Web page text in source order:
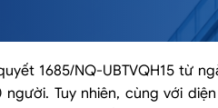
1685/NQ-UBTVQH15 từ
Tuy nhiên, cùng với